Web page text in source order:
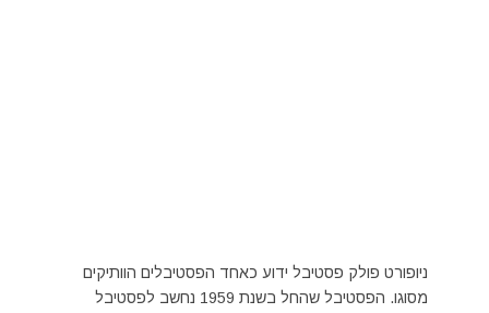
ניופורט פולק פסטיבל ידוע כאחד הפסטיבלים הוותיקים
מסוגו. הפסטיבל שהחל בשנת 1959 נחשב לפסטיבל